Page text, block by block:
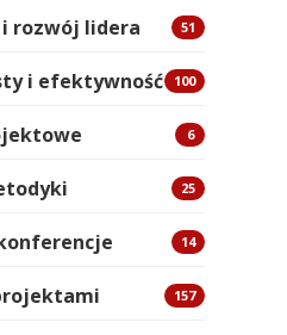
rozwój lidera 51
i efektywność 100
6
25
14
157